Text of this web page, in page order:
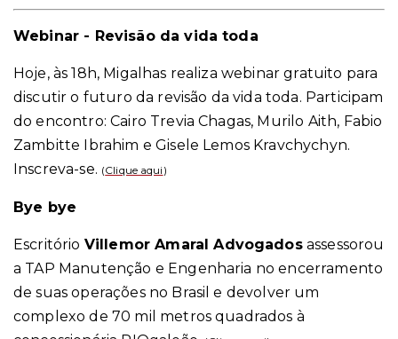
Webinar - Revisão da vida toda
Hoje, às 18h, Migalhas realiza webinar gratuito para
discutir o futuro da revisão da vida toda. Participam
do encontro: Cairo Trevia Chagas, Murilo Aith, Fabio
Zambitte Ibrahim e Gisele Lemos Kravchychyn.
Inscreva-se. (Clique aqui )
Bye bye
Escritório Villemor Amaral Advogadosassessorou
a TAP Manutenção e Engenharia no encerramento
de suas operações no Brasil e devolver um
complexo de 70 mil metros quadrados à